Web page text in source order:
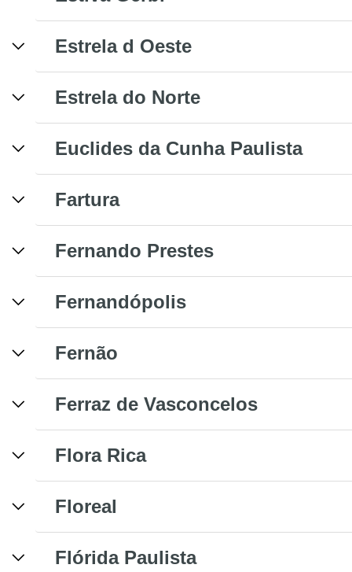
Estrela d Oeste
Estrela do Norte
Euclides da Cunha Paulista
Fartura
Fernando Prestes
Fernandópolis
Fernão
Ferraz de Vasconcelos
Flora Rica
Floreal
Flórida Paulista